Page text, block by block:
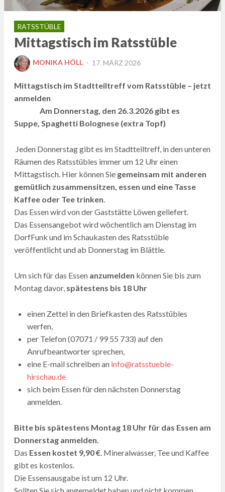
RATSSTÜBLE
Mittagstisch im Ratsstüble
MONIKA HÖLL
POSTED
17. MÄRZ 2026
Mittagstisch im Stadtteiltreff vom Ratsstüble – jetzt
anmelden
Am Donnerstag, den 26.3.2026 gibt es
Suppe, Spaghetti Bolognese (extra Topf)
Jeden Donnerstag gibt es im Stadtteiltreff, in den unteren
Räumen des Ratsstübles immer um 12 Uhr einen
Mittagstisch. Hier können Sie gemeinsam mit anderen
gemütlich zusammensitzen, essen und eine Tasse
Kaffee oder Tee trinken
Das Essen wird von der Gaststätte Löwen geliefert.
Das Essensangebot wird wöchentlich am Dienstag im
DorfFunk und im Schaukasten des Ratsstüble
veröffentlicht und ab Donnerstag im Blättle.
Um sich für das Essen anzumelden können Sie bis zum
Montag davor, spätestens bis 18 Uhr
einen Zettel in den Briefkasten des Ratsstübles
werfen,
per Telefon (07071 / 99 55 733) auf den
Anrufbeantworter sprechen,
eine E-mail schreiben an info@ratsstueble-
hirschau.de
sich beim Essen für den nächsten Donnerstag
anmelden.
Bitte bis spätestens Montag 18 Uhr für das Essen am
Donnerstag anmelden.
Das Essen kostet 9,90 €. Mineralwasser, Tee und Kaffee
gibt es kostenlos.
Die Essensausgabe ist um 12 Uhr.
Sollten Sie sich angemeldet haben und nicht kommen